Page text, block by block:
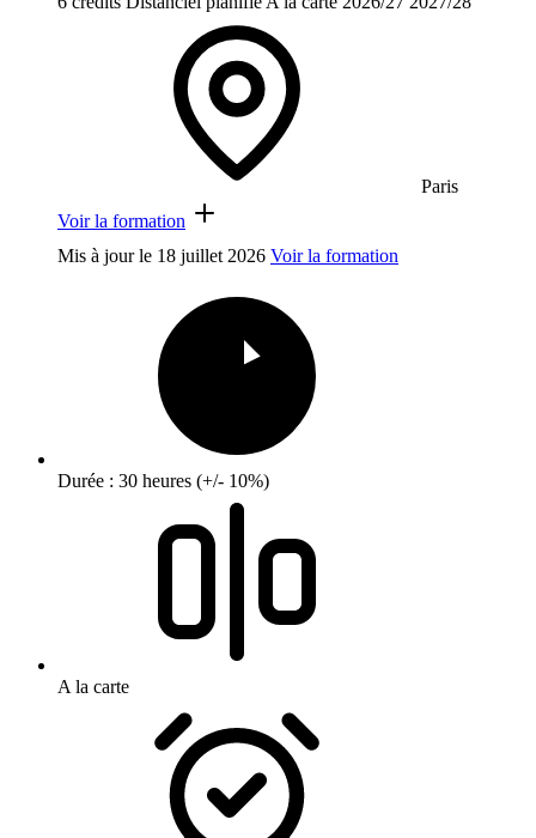
Paris
Voir la formation
Mis à jour le 18 juillet 2026 Voir la formation
Durée : 30 heures (+/- 10%)
A la carte